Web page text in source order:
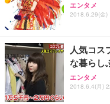
エンタメ
2018.6.29(金)
人気コス
な暮らし
エンタメ
2018.6.4(月)